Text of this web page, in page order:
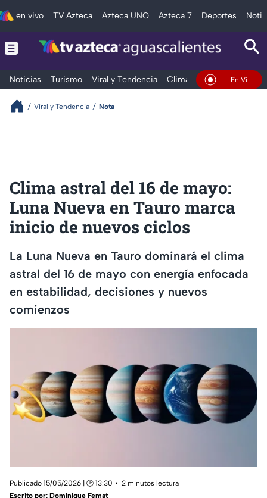
en vivo TV Azteca Azteca UNO Azteca 7 Deportes
Noticias Turismo Viral y Tendencia Clima DeportesEn Vivo
Viral y Tendencia Nota
Clima astral del 16 de mayo:
Luna Nueva en Tauro marca
inicio de nuevos ciclos
La Luna Nueva en Tauro dominará el clima
astral del 16 de mayo con energía enfocada
en estabilidad, decisiones y nuevos
comienzos
Publicado 15/05/2026 | 🕑 13:30
2 minutos lectura
Escrito por: Dominique Femat